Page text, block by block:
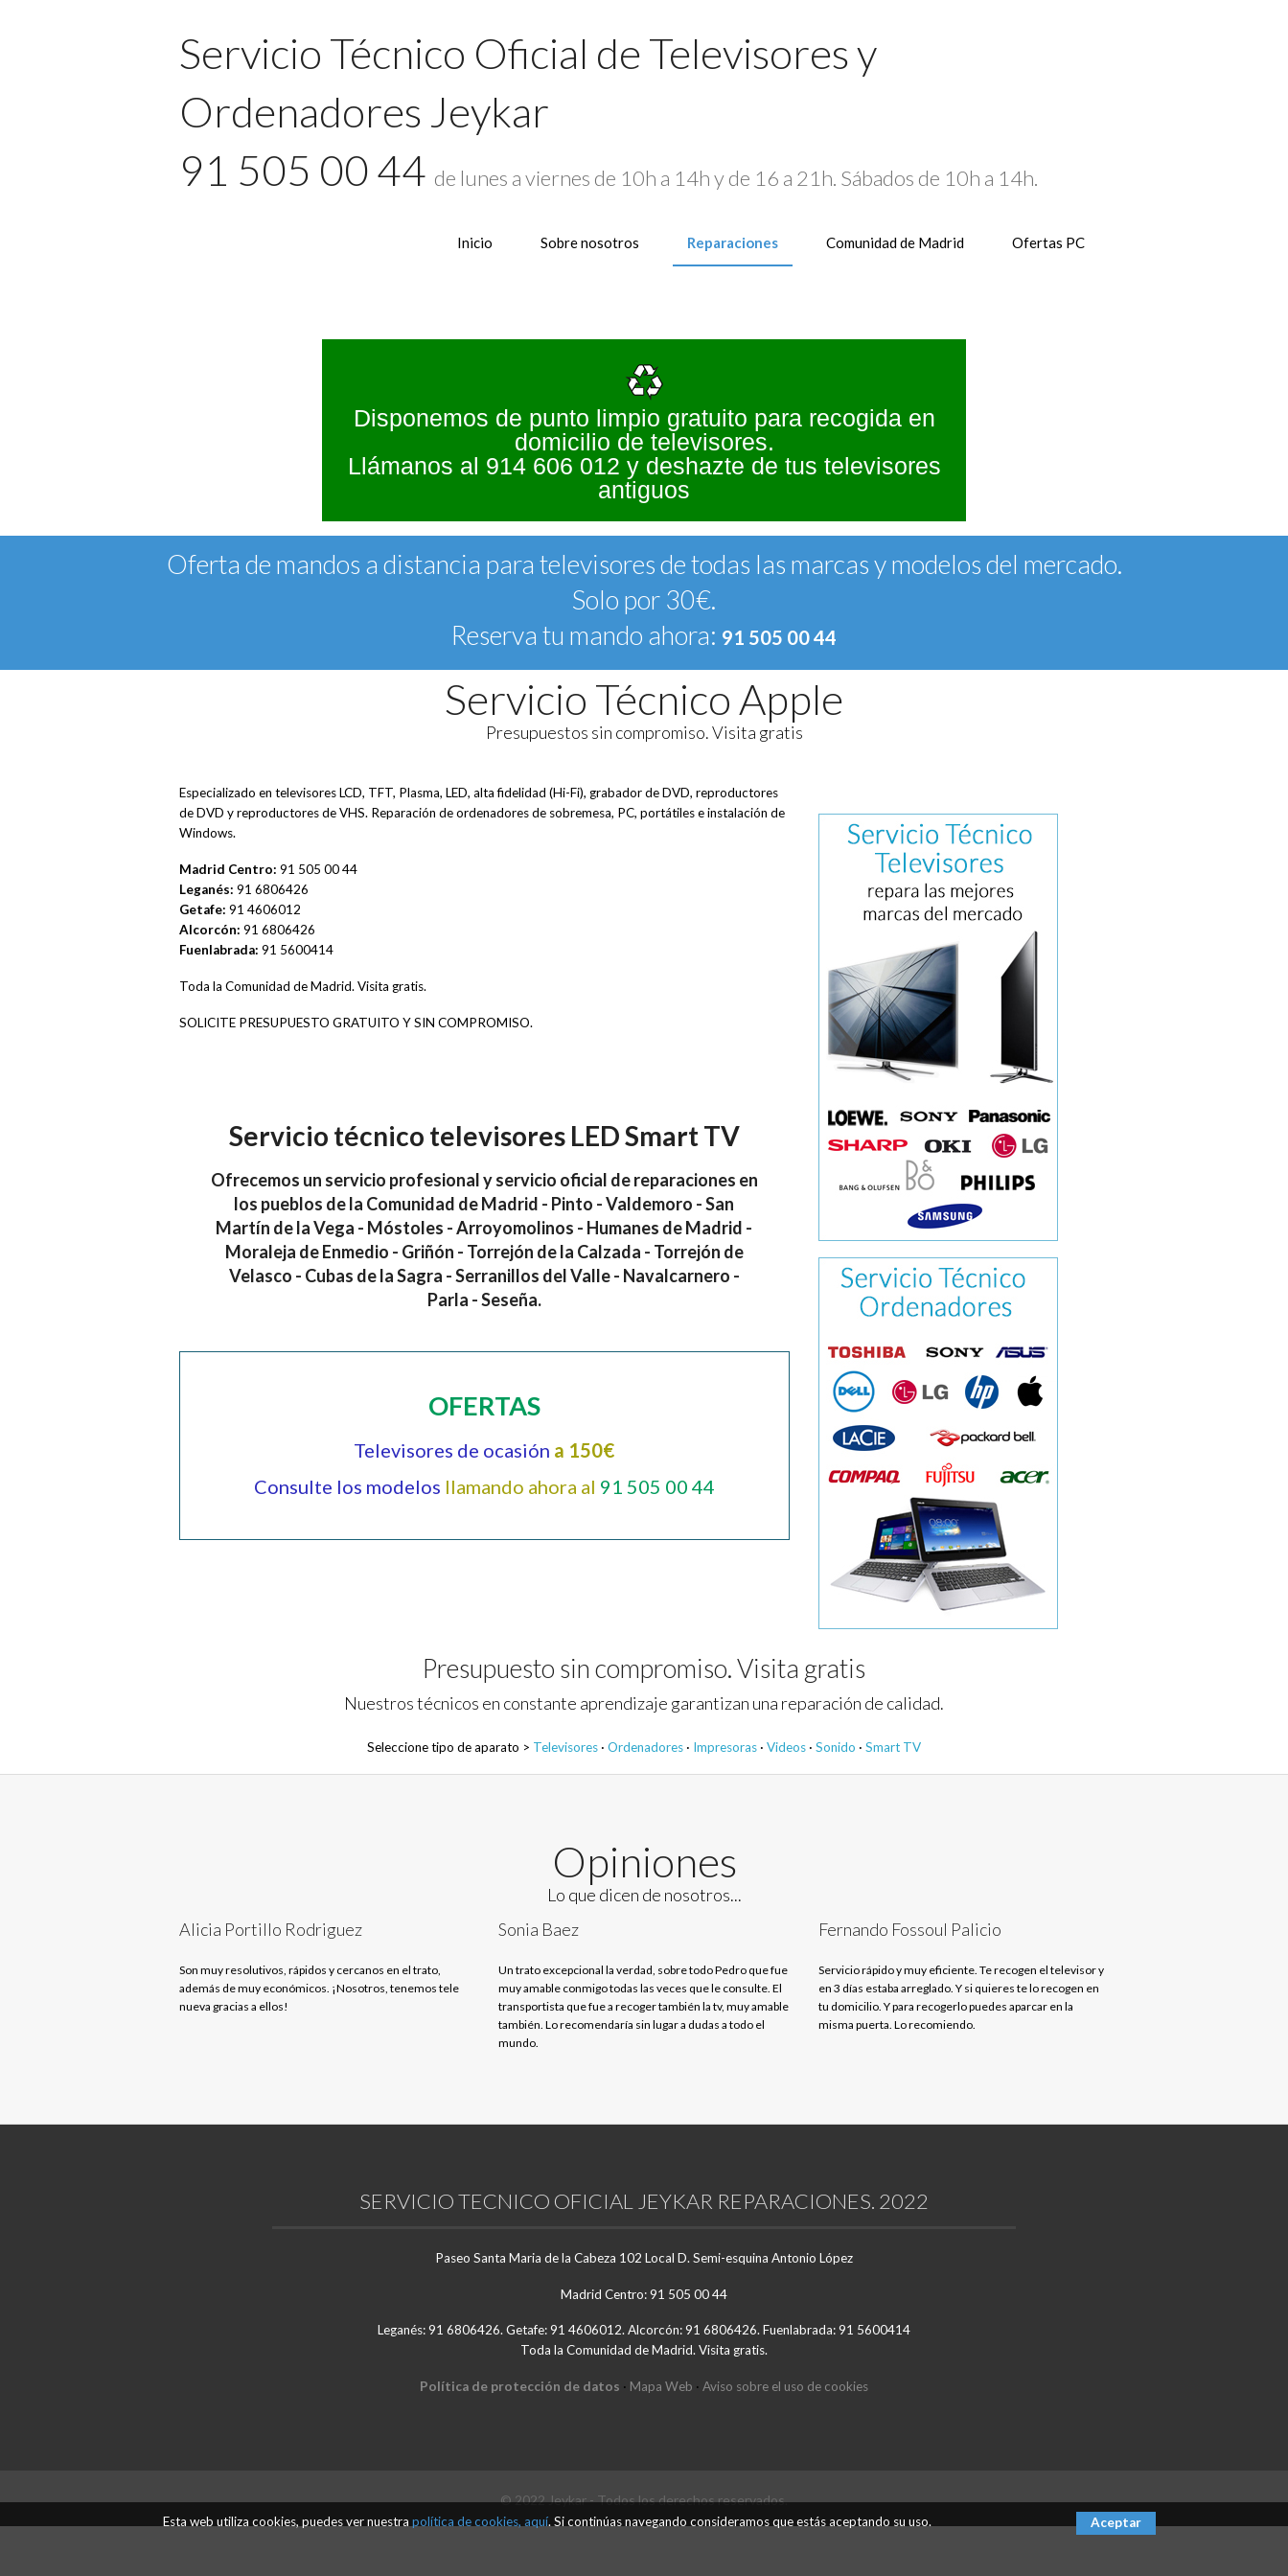
Esta web utiliza cookies, puedes ver nuestra política de cookies, aquí. Si continúas navegando consideramos que estás aceptando su uso. Aceptar
Servicio Técnico Oficial de Televisores y
Ordenadores Jeykar
91 505 00 44 de lunes a viernes de 10h a 14h y de 16 a 21h. Sábados de 10h a 14h.
Inicio Sobre nosotros Reparaciones Comunidad de Madrid Ofertas PC
Disponemos de punto limpio gratuito para recogida en
domicilio de televisores.
Llámanos al 914 606 012 y deshazte de tus televisores
antiguos
Oferta de mandos a distancia para televisores de todas las marcas y modelos del mercado.
Solo por 30€.
Reserva tu mando ahora: 91 505 00 44
Servicio Técnico Apple
Presupuestos sin compromiso. Visita gratis
Especializado en televisores LCD, TFT, Plasma, LED, alta fidelidad (Hi-Fi), grabador de DVD, reproductores
de DVD y reproductores de VHS. Reparación de ordenadores de sobremesa, PC, portátiles e instalación de
Windows.
Madrid Centro: 91 505 00 44
Leganés: 91 6806426
Getafe: 91 4606012
Alcorcón: 91 6806426
Fuenlabrada: 91 5600414
Toda la Comunidad de Madrid. Visita gratis.
SOLICITE PRESUPUESTO GRATUITO Y SIN COMPROMISO.
Servicio técnico televisores LED Smart TV
Ofrecemos un servicio profesional y servicio oficial de reparaciones en
los pueblos de la Comunidad de Madrid - Pinto - Valdemoro - San
Martín de la Vega - Móstoles - Arroyomolinos - Humanes de Madrid -
Moraleja de Enmedio - Griñón - Torrejón de la Calzada - Torrejón de
Velasco - Cubas de la Sagra - Serranillos del Valle - Navalcarnero -
Parla - Seseña.
OFERTAS
Televisores de ocasión a 150€
Consulte los modelos llamando ahora al 91 505 00 44
Presupuesto sin compromiso. Visita gratis
Nuestros técnicos en constante aprendizaje garantizan una reparación de calidad.
Seleccione tipo de aparato > Televisores · Ordenadores · Impresoras · Videos · Sonido · Smart TV
Opiniones
Lo que dicen de nosotros...
Alicia Portillo Rodriguez
Son muy resolutivos, rápidos y cercanos en el trato,
además de muy económicos. ¡Nosotros, tenemos tele
nueva gracias a ellos!
Sonia Baez
Un trato excepcional la verdad, sobre todo Pedro que fue
muy amable conmigo todas las veces que le consulte. El
transportista que fue a recoger también la tv, muy amable
también. Lo recomendaría sin lugar a dudas a todo el
mundo.
Fernando Fossoul Palicio
Servicio rápido y muy eficiente. Te recogen el televisor y
en 3 días estaba arreglado. Y si quieres te lo recogen en
tu domicilio. Y para recogerlo puedes aparcar en la
misma puerta. Lo recomiendo.
SERVICIO TECNICO OFICIAL JEYKAR REPARACIONES. 2022
Paseo Santa Maria de la Cabeza 102 Local D. Semi-esquina Antonio López
Madrid Centro: 91 505 00 44
Leganés: 91 6806426. Getafe: 91 4606012. Alcorcón: 91 6806426. Fuenlabrada: 91 5600414
Toda la Comunidad de Madrid. Visita gratis.
Política de protección de datos · Mapa Web · Aviso sobre el uso de cookies
© 2022 Jeykar - Todos los derechos reservados.